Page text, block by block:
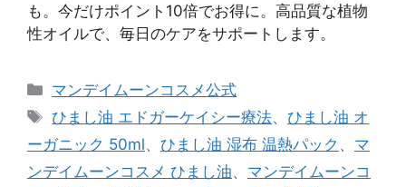
も。今だけポイント10倍でお得に。高品質な植物
性オイルで、毎日のケアをサポートします。
カ
テ
ゴ
リ
ー
マンデイムーンコスメ公式
タ
グ
ひまし油 エドガーケイシー療法、ひまし油 オ
ーガニック 50ml、 ひまし油 湿布 温熱パック 、 マ
ンデイムーンコスメ ひまし油、 マンデイムーンコ